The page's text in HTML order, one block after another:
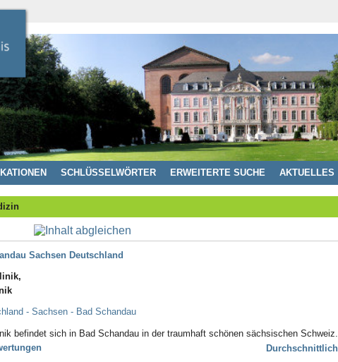
SCHLÜSSELWÖRTER ERWEITERTE SUCHE AKTUELLES
Sachsen Deutschland
- Sachsen - Bad Schandau
befindet sich in Bad Schandau in der traumhaft schönen sächsischen Schweiz.